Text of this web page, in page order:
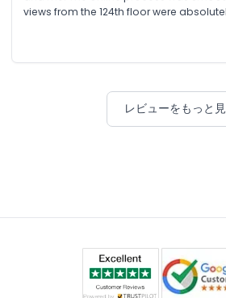
views from the 124th floor were
レビューをもっと